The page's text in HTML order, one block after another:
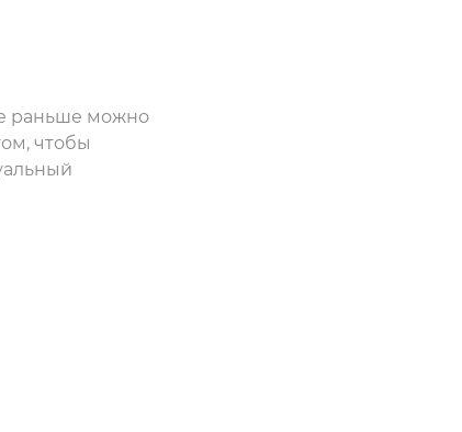
раньше можно
чтобы